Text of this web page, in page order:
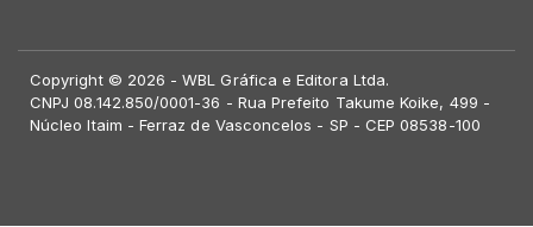
Copyright © 2026 - WBL Gráfica e Editora Ltda.
CNPJ 08.142.850/0001-36 - Rua Prefeito Takume Koike, 499 -
Núcleo Itaim - Ferraz de Vasconcelos - SP - CEP 08538-100